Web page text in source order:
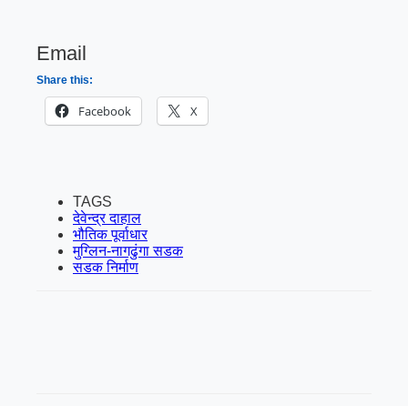
Email
Share this:
Facebook X
TAGS
देवेन्द्र दाहाल
भौतिक पूर्वाधार
मुग्लिन-नागढुंगा सडक
सडक निर्माण